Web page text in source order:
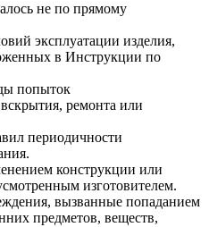
не по прямому
эксплуатации изделия,
в Инструкции по
попыток
ремонта или
периодичности
конструкции или
изготовителем.
вызванные попаданием
предметов, веществ,